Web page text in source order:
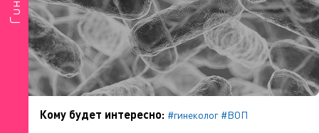
Кому будет интересно: #гинеколог #ВОП